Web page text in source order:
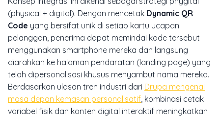
(physical + digital). Dengan mencetak Dynamic QR
Code yang bersifat unik di setiap kartu ucapan
pelanggan, penerima dapat memindai kode tersebut
menggunakan smartphone mereka dan langsung
diarahkan ke halaman pendaratan (landing page) yang
telah dipersonalisasi khusus menyambut nama mereka.
Berdasarkan ulasan tren industri dari Drupa mengenai
masa depan kemasan personalisatif, kombinasi cetak
variabel fisik dan konten digital interaktif meningkatkan